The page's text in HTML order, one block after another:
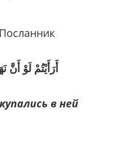
أَرَأَيْتُمْ لَوْ
в ней